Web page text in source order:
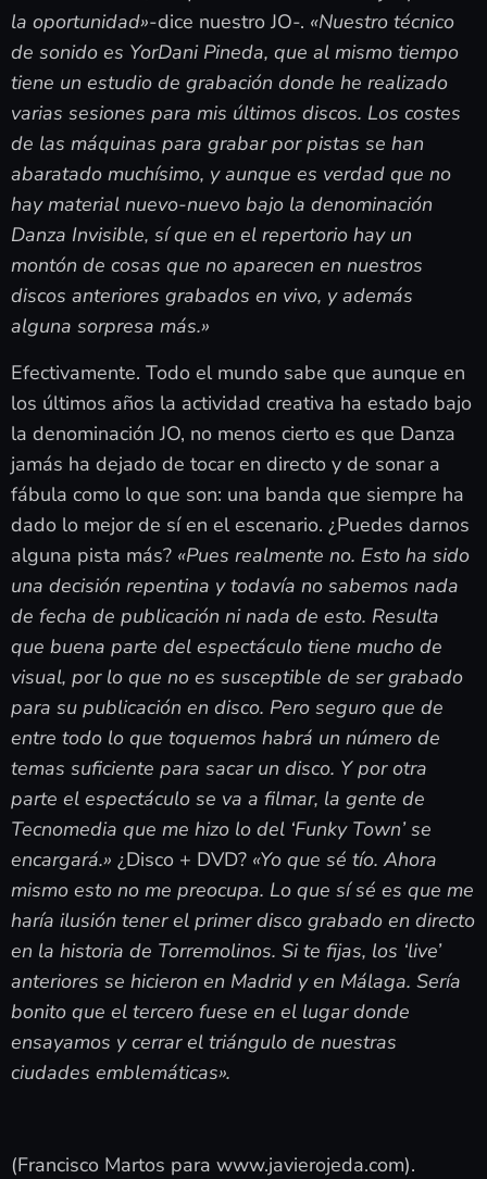
la oportunidad»-dice nuestro JO-. «Nuestro técnico
de sonido es YorDani Pineda, que al mismo tiempo
tiene un estudio de grabación donde he realizado
varias sesiones para mis últimos discos. Los costes
de las máquinas para grabar por pistas se han
abaratado muchísimo, y aunque es verdad que no
hay material nuevo-nuevo bajo la denominación
Danza Invisible, sí que en el repertorio hay un
montón de cosas que no aparecen en nuestros
discos anteriores grabados en vivo, y además
alguna sorpresa más.»
Efectivamente. Todo el mundo sabe que aunque en
los últimos años la actividad creativa ha estado bajo
la denominación JO, no menos cierto es que Danza
jamás ha dejado de tocar en directo y de sonar a
fábula como lo que son: una banda que siempre ha
dado lo mejor de sí en el escenario. ¿Puedes darnos
alguna pista más? «Pues realmente no. Esto ha sido
una decisión repentina y todavía no sabemos nada
de fecha de publicación ni nada de esto. Resulta
que buena parte del espectáculo tiene mucho de
visual, por lo que no es susceptible de ser grabado
para su publicación en disco. Pero seguro que de
entre todo lo que toquemos habrá un número de
temas suficiente para sacar un disco. Y por otra
parte el espectáculo se va a filmar, la gente de
Tecnomedia que me hizo lo del ‘Funky Town’ se
encargará.» ¿Disco + DVD? «Yo que sé tío. Ahora
mismo esto no me preocupa. Lo que sí sé es que me
haría ilusión tener el primer disco grabado en directo
en la historia de Torremolinos. Si te fijas, los ‘live’
anteriores se hicieron en Madrid y en Málaga. Sería
bonito que el tercero fuese en el lugar donde
ensayamos y cerrar el triángulo de nuestras
ciudades emblemáticas».
(Francisco Martos para www.javierojeda.com).